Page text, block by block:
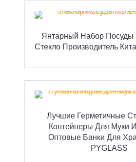
Янтарный Набор Посуды
Стекло Производитель
Лучшие Герметичные
Контейнеры Для Муки И
Оптовые Банки Для
PYGLASS